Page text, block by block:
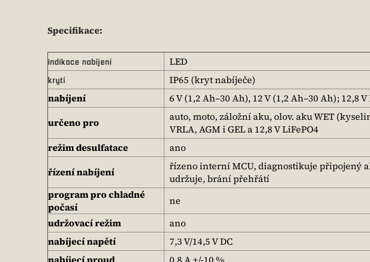
Specifikace:
indikace nabíjení LED
krytí
IP65 (kryt nabíječe)
nabíjení
6 V (1,2 Ah–30 Ah), 12 V (1,2 Ah–30 Ah); 12,8
určeno pro
auto, moto, záložní aku, olov. aku WET
VRLA, AGM i GEL a 12,8 V LiFePO4
režim desulfatace
ano
řízení nabíjení
řízeno interní MCU, diagnostikuje připojený
udržuje, brání přehřátí
program pro chladné
počasí
ne
udržovací režim
ano
nabíjecí napětí
7,3 V/14,5 V DC